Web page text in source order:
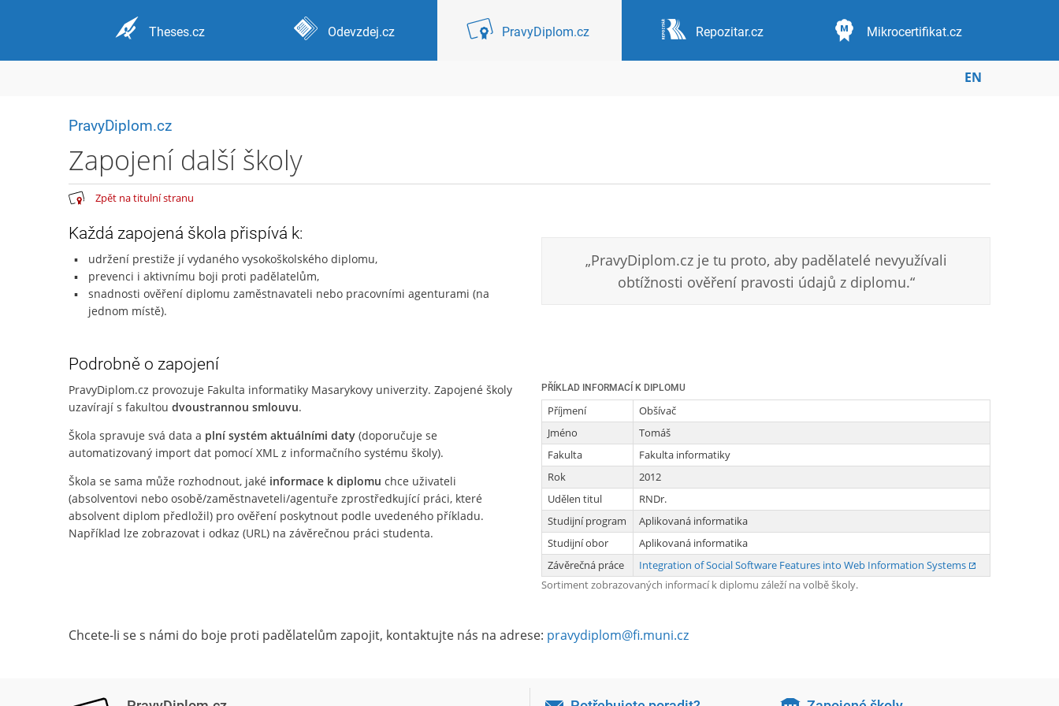
Theses.cz Odevzdej.cz PravyDiplom.cz Repozitar.cz Mikrocertifikat.cz
EN
PravyDiplom.cz
Zapojení další školy
Zpět na titulní stranu
Každá zapojená škola přispívá k:
udržení prestiže jí vydaného vysokoškolského diplomu,
prevenci i aktivnímu boji proti padělatelům,
snadnosti ověření diplomu zaměstnavateli nebo pracovními agenturami (na
jednom místě).
„PravyDiplom.cz je tu proto, aby padělatelé nevyužívali
obtížnosti ověření pravosti údajů z diplomu.“
Podrobně o zapojení
PravyDiplom.cz provozuje Fakulta informatiky Masarykovy univerzity. Zapojené školy
uzavírají s fakultou dvoustrannou smlouvu.
Škola spravuje svá data a plní systém aktuálními daty (doporučuje se
automatizovaný import dat pomocí XML z informačního systému školy).
Škola se sama může rozhodnout, jaké informace k diplomu chce uživateli
(absolventovi nebo osobě/zaměstnaveteli/agentuře zprostředkující práci, které
absolvent diplom předložil) pro ověření poskytnout podle uvedeného příkladu.
Například lze zobrazovat i odkaz (URL) na závěrečnou práci studenta.
PŘÍKLAD INFORMACÍ K DIPLOMU
Příjmení
Obšívač
Jméno
Tomáš
Fakulta
Fakulta informatiky
Rok
2012
Udělen titul
RNDr.
Studijní program
Aplikovaná informatika
Studijní obor
Aplikovaná informatika
Závěrečná práce
Integration of Social Software Features into Web Information Systems
Sortiment zobrazovaných informací k diplomu záleží na volbě školy.
Chcete-li se s námi do boje proti padělatelům zapojit, kontaktujte nás na adrese: pravydiplom@fi.muni.cz